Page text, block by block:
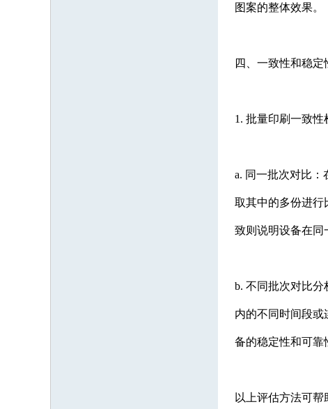
图案的整体效果。
四、一致性和稳定
1. 批量印刷一致性
a. 同一批次对比：
取其中的多份进行
致则说明设备在同
b. 不同批次对比
内的不同时间段
备的稳定性和可靠
以上评估方法可